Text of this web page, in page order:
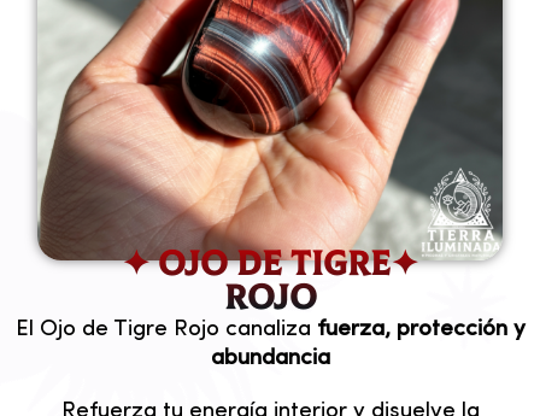
✦ OJO DE TIGRE✦
ROJO
El Ojo de Tigre Rojo canaliza fuerza, protección y
abundancia
Refuerza tu energía interior y disuelve la